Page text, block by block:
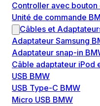
Controller avec
Unité de commande
Câbles et
Adaptateur Samsung
Adaptateur snap-in
Câble adaptateur iPod
USB BMW
USB Type-C BMW
Micro USB BMW